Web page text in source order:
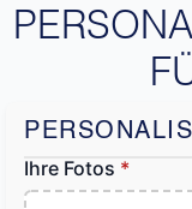
Ihre Fotos *